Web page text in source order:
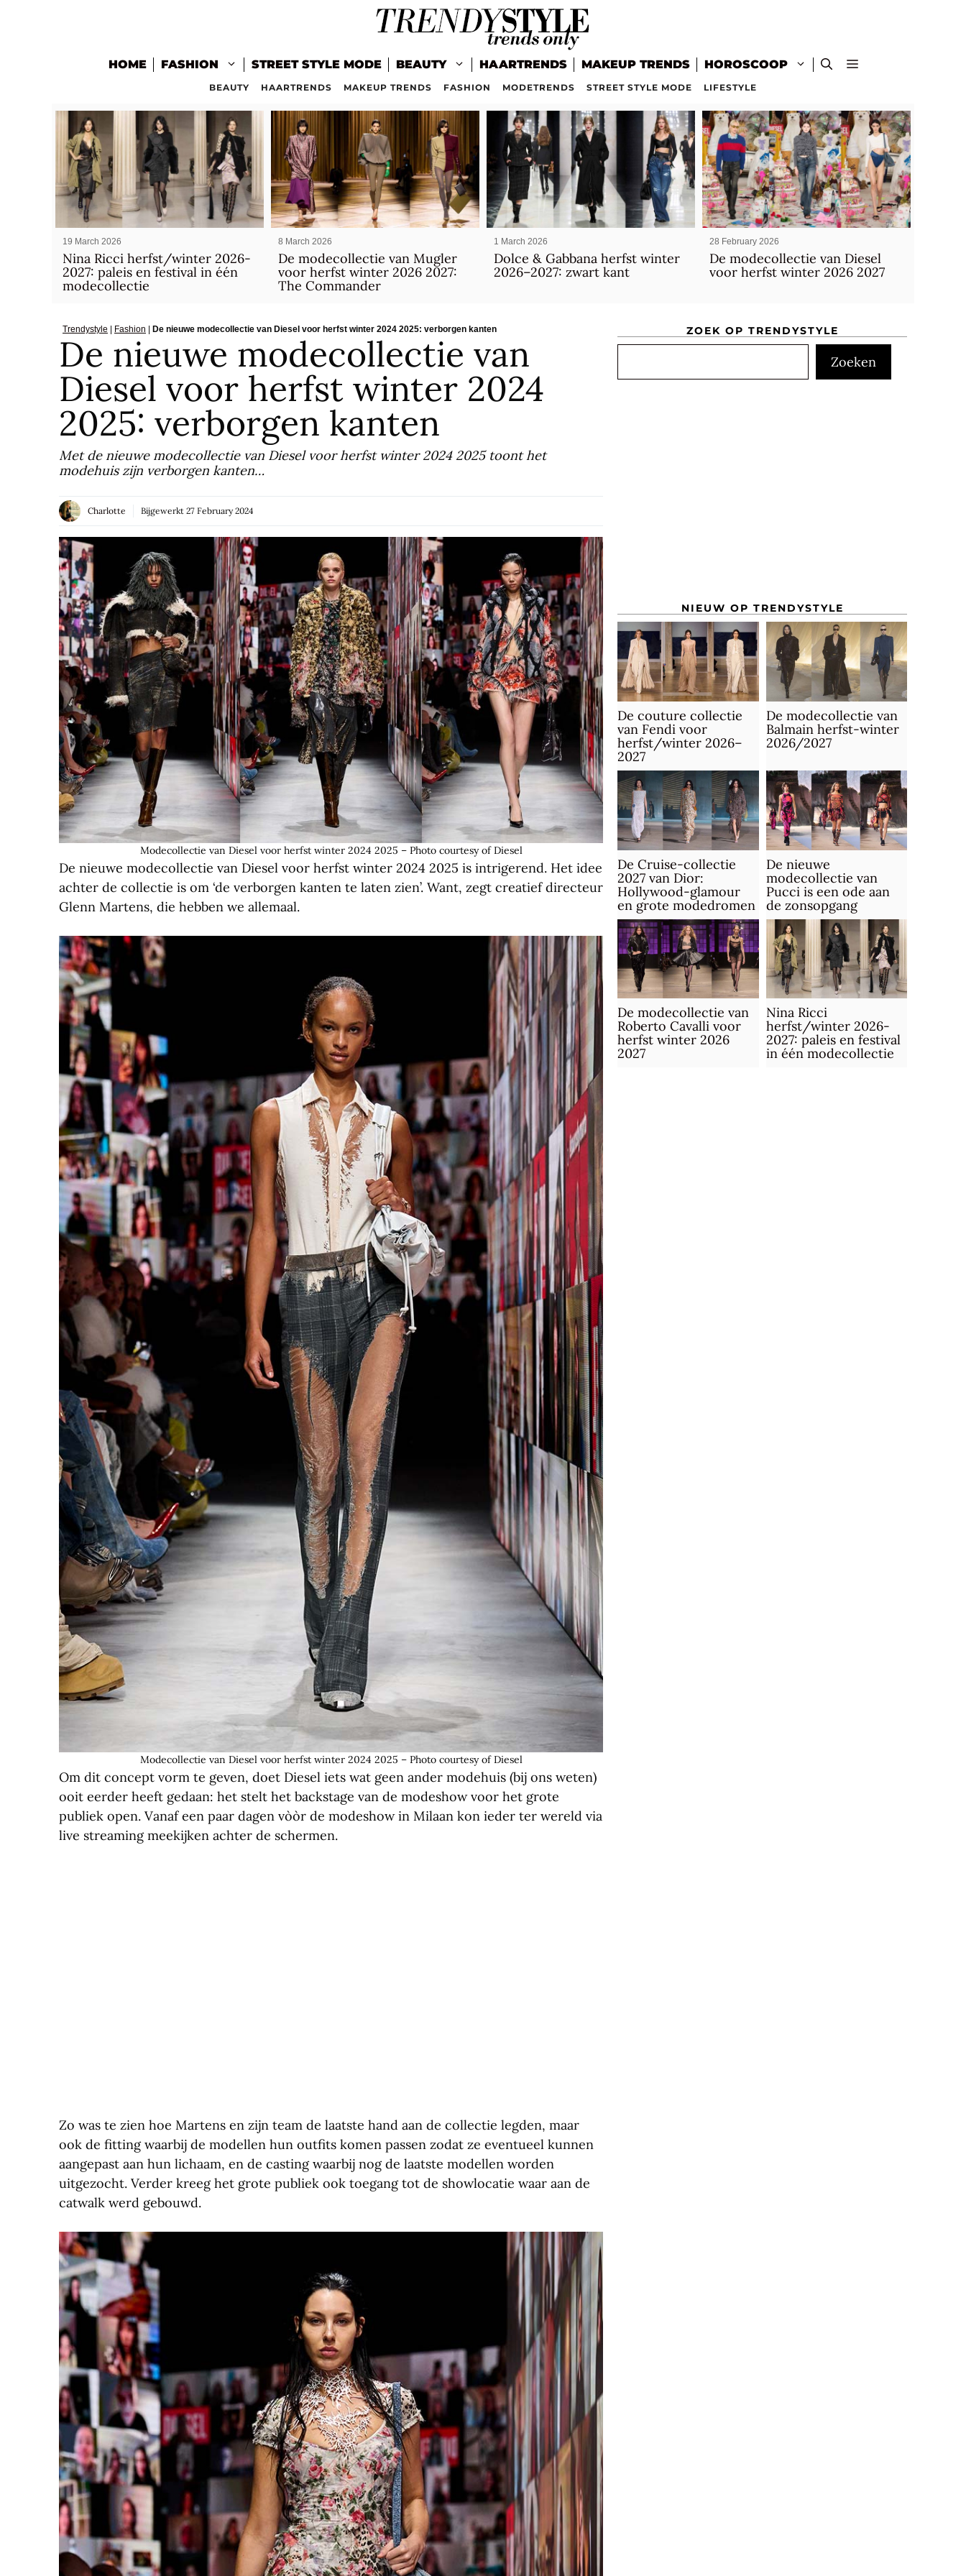
HOME FASHION STREET STYLE MODE BEAUTY HAARTRENDS MAKEUP TRENDS HOROSCOOP
BEAUTY HAARTRENDS MAKEUP TRENDS FASHION MODETRENDS STREET STYLE MODE LIFESTYLE
19 March 2026
Nina Ricci herfst/winter 2026-
2027: paleis en festival in één
modecollectie
8 March 2026
De modecollectie van Mugler
voor herfst winter 2026 2027:
The Commander
1 March 2026
Dolce & Gabbana herfst winter
2026–2027: zwart kant
28 February 2026
De modecollectie van Diesel
voor herfst winter 2026 2027
Trendystyle Fashion De nieuwe modecollectie van Diesel voor herfst winter 2024 2025: verborgen kanten
De nieuwe modecollectie van
Diesel voor herfst winter 2024
2025: verborgen kanten
Met de nieuwe modecollectie van Diesel voor herfst winter 2024 2025 toont het
modehuis zijn verborgen kanten…
Charlotte Bijgewerkt 27 February 2024
Modecollectie van Diesel voor herfst winter 2024 2025 – Photo courtesy of Diesel
De nieuwe modecollectie van Diesel voor herfst winter 2024 2025 is intrigerend. Het idee
achter de collectie is om ‘de verborgen kanten te laten zien’. Want, zegt creatief directeur
Glenn Martens, die hebben we allemaal.
Modecollectie van Diesel voor herfst winter 2024 2025 – Photo courtesy of Diesel
Om dit concept vorm te geven, doet Diesel iets wat geen ander modehuis (bij ons weten)
ooit eerder heeft gedaan: het stelt het backstage van de modeshow voor het grote
publiek open. Vanaf een paar dagen vòòr de modeshow in Milaan kon ieder ter wereld via
live streaming meekijken achter de schermen.
Zo was te zien hoe Martens en zijn team de laatste hand aan de collectie legden, maar
ook de fitting waarbij de modellen hun outfits komen passen zodat ze eventueel kunnen
aangepast aan hun lichaam, en de casting waarbij nog de laatste modellen worden
uitgezocht. Verder kreeg het grote publiek ook toegang tot de showlocatie waar aan de
catwalk werd gebouwd.
ZOEK OP TRENDYSTYLE
Zoeken
NIEUW OP TRENDYSTYLE
De couture collectie
van Fendi voor
herfst/winter 2026–
2027
De modecollectie van
Balmain herfst-winter
2026/2027
De Cruise-collectie
2027 van Dior:
Hollywood-glamour
en grote modedromen
De nieuwe
modecollectie van
Pucci is een ode aan
de zonsopgang
De modecollectie van
Roberto Cavalli voor
herfst winter 2026
2027
Nina Ricci
herfst/winter 2026-
2027: paleis en festival
in één modecollectie